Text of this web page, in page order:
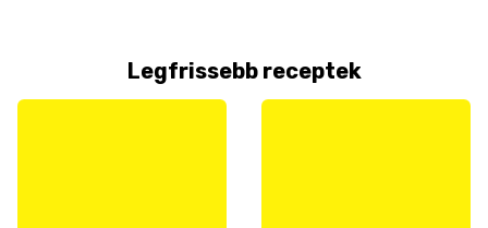
Legfrissebb receptek